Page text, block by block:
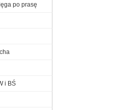
po prasę
i BŚ